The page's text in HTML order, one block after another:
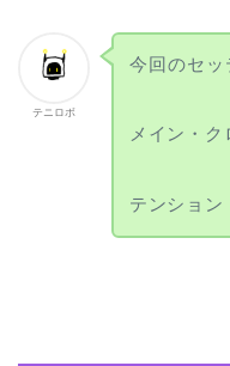
テニロボ
今回のセ
メイン・
テンション